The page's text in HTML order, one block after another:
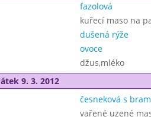
fazolová
kuřecí maso na
dušená rýže
ovoce
džus,mléko
9. 3. 2012
česneková s
vařené uzené